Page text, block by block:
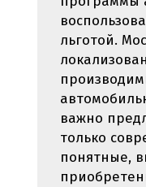
льготой.
важно
только
понятные,